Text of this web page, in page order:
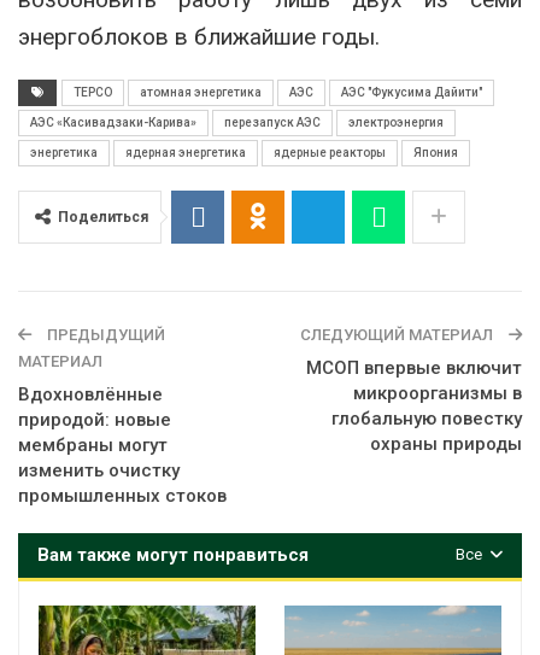
энергоблоков в ближайшие годы.
TEPCO атомная энергетика АЭС АЭС "Фукусима Дайити"
АЭС «Касивадзаки-Карива» перезапуск АЭС электроэнергия
энергетика ядерная энергетика ядерные реакторы Япония
Поделиться
ПРЕДЫДУЩИЙ
МАТЕРИАЛ
Вдохновлённые
природой: новые
мембраны могут
изменить очистку
промышленных стоков
СЛЕДУЮЩИЙ МАТЕРИАЛ
МСОП впервые включит
микроорганизмы в
глобальную повестку
охраны природы
Все
Вам также могут понравиться